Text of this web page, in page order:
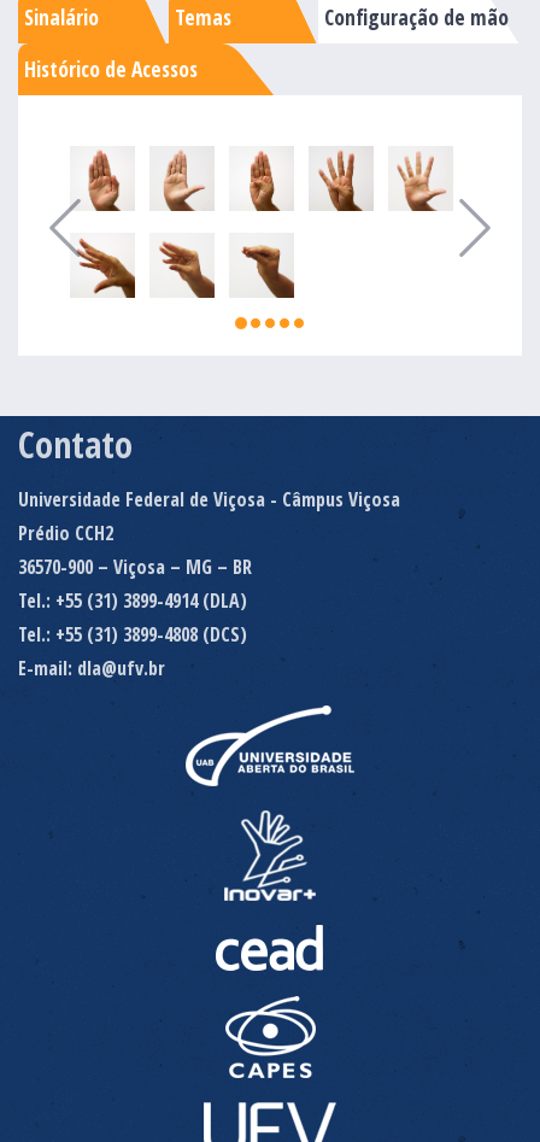
Sinalário Temas
Configuração de mão
Histórico de Acessos
Contato
Universidade Federal de Viçosa - Câmpus Viçosa
Prédio CCH2
36570-900 – Viçosa – MG – BR
Tel.: +55 (31) 3899-4914 (DLA)
Tel.: +55 (31) 3899-4808 (DCS)
E-mail: dla@ufv.br